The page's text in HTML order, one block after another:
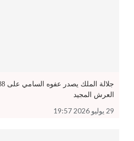
العرش المجيد
29 يوليو 2026 19:57